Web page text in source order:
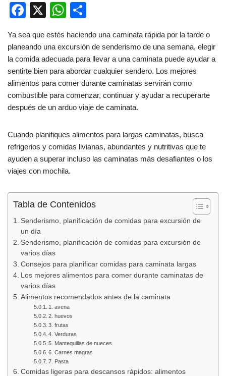
F
c
e
b
o
o
X
W
at
s
A
p
p
m
p
ar
tir
Ya sea que estés haciendo una caminata rápida por la tarde o
planeando una excursión de senderismo de una semana, elegir
la comida adecuada para llevar a una caminata puede ayudar a
sentirte bien para abordar cualquier sendero. Los mejores
alimentos para comer durante caminatas servirán como
combustible para comenzar, continuar y ayudar a recuperarte
después de un arduo viaje de caminata.
Cuando planifiques alimentos para largas caminatas, busca
refrigerios y comidas livianas, abundantes y nutritivas que te
ayuden a superar incluso las caminatas más desafiantes o los
viajes con mochila.
Tabla de Contenidos
Senderismo, planificación de comidas para excursión de
un día
Senderismo, planificación de comidas para excursión de
varios días
Consejos para planificar comidas para caminata largas
Los mejores alimentos para comer durante caminatas de
varios días
Alimentos recomendados antes de la caminata
1. avena
2. huevos
3. frutas
4. Verduras
5. Mantequillas de nueces
6. Carnes magras
7. Pasta
Comidas ligeras para descansos rápidos: alimentos